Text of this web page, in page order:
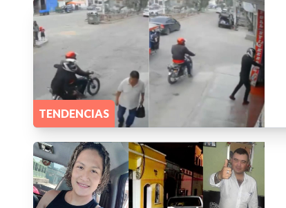
TENDENCIAS